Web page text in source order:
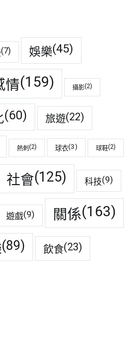
(7) 娛樂(45)
情(159) 攝影(2)
(60) 旅遊(22)
熱刺 (2) 球衣(3) 球鞋(2)
社會(125) 科技(9)
遊戲(9) 關係(163)
(89) 飲食(23)